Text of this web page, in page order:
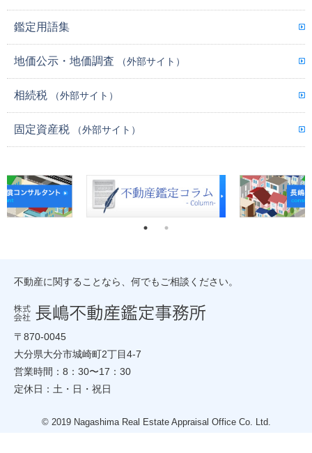
鑑定用語集
地価公示・地価調査 （外部サイト）
相続税 （外部サイト）
固定資産税 （外部サイト）
不動産に関することなら、何でもご相談ください。
〒870-0045
大分県大分市城崎町2丁目4-7
営業時間：8：30〜17：30
定休日：土・日・祝日
© 2019 Nagashima Real Estate Appraisal Office Co. Ltd.